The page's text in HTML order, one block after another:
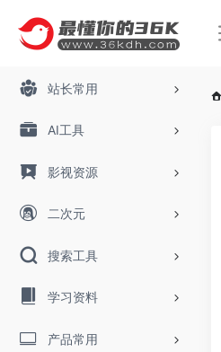
站长常用
AI工具
影视资源
二次元
搜索工具
学习资料
产品常用